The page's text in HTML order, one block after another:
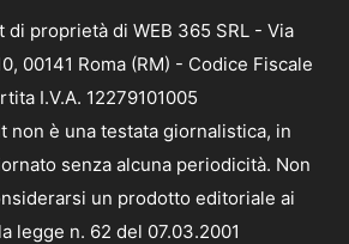
di proprietà di WEB 365 SRL - Via
00141 Roma (RM) - Codice Fiscale
I.V.A. 12279101005
non è una testata giornalistica, in
senza alcuna periodicità. Non
un prodotto editoriale ai
legge n. 62 del 07.03.2001